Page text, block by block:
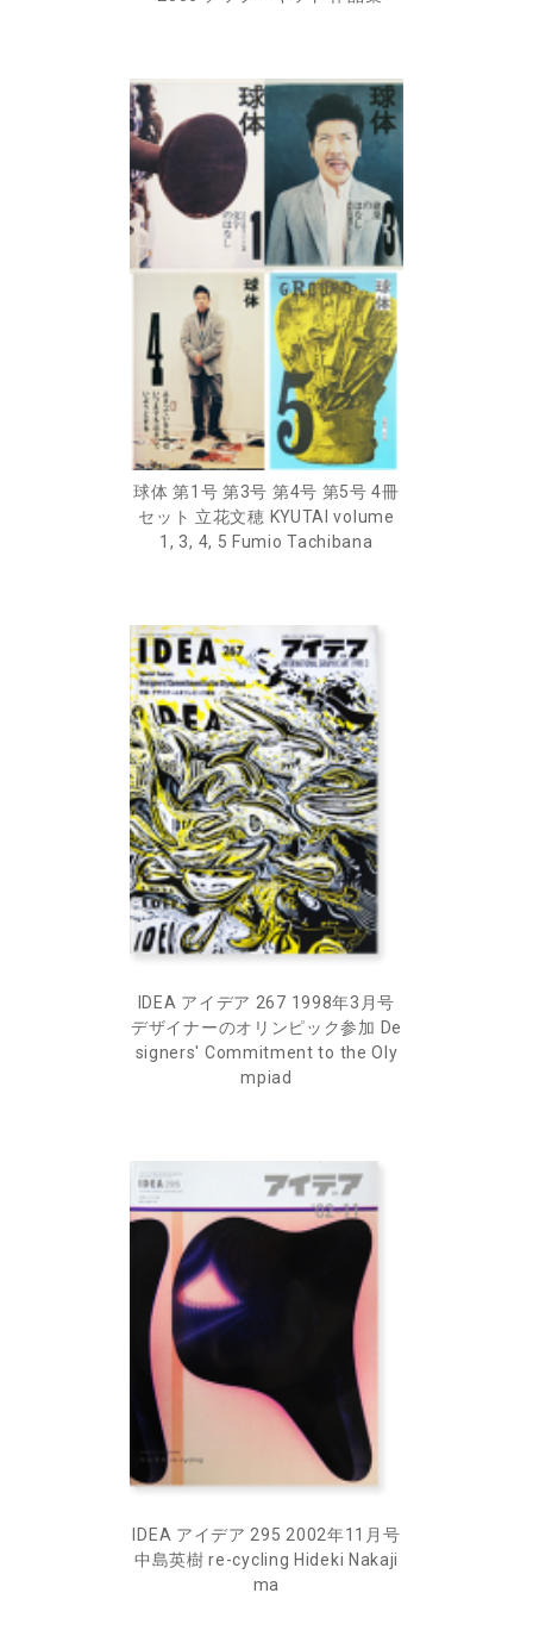
球体 第1号 第3号 第4号 第5号 4冊
セット 立花文穂 KYUTAI volume
1, 3, 4, 5 Fumio Tachibana
IDEA アイデア 267 1998年3月号
デザイナーのオリンピック参加 De
signers' Commitment to the Oly
mpiad
IDEA アイデア 295 2002年11月号
中島英樹 re-cycling Hideki Nakaji
ma